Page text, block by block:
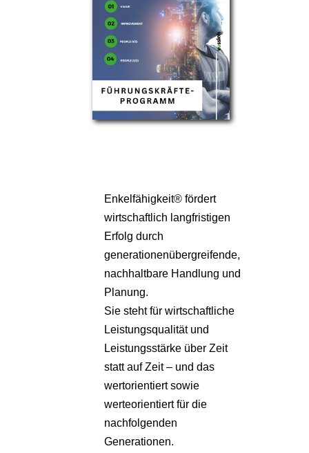
Enkelfähigkeit® fördert
wirtschaftlich langfristigen
Erfolg durch
generationenübergreifende,
nachhaltbare Handlung und
Planung.
Sie steht für wirtschaftliche
Leistungsqualität und
Leistungsstärke über Zeit
statt auf Zeit – und das
wertorientiert sowie
werteorientiert für die
nachfolgenden
Generationen.